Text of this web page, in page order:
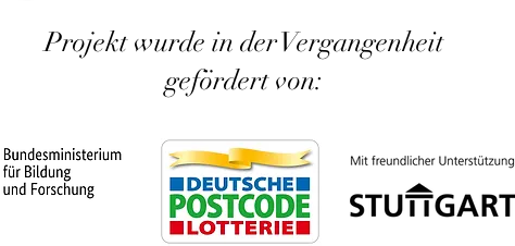
Projekt wurde in der Vergangenheit
gefördert von: